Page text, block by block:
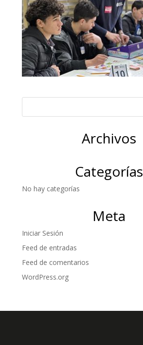
Archivos
Categorías
No hay categorías
Meta
Iniciar Sesión
Feed de entradas
Feed de comentarios
WordPress.org